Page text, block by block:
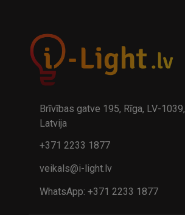
Brīvības gatve 195, Rīga, LV-1039,
Latvija
+371 2233 1877
veikals@i-light.lv
WhatsApp: +371 2233 1877